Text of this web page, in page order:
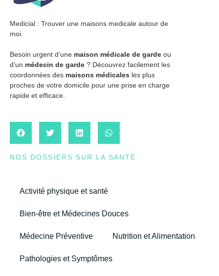
Medicial : Trouver une maisons medicale autour de
moi.
Besoin urgent d’une maison médicale de garde ou
d’un médecin de garde ? Découvrez facilement les
coordonnées des maisons médicales les plus
proches de votre domicile pour une prise en charge
rapide et efficace.
NOS DOSSIERS SUR LA SANTÉ
Activité physique et santé
Bien-être et Médecines Douces
Médecine Préventive Nutrition et Alimentation
Pathologies et Symptômes